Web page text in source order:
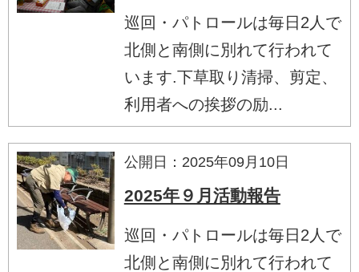
巡回・パトロールは毎日2人で
北側と南側に別れて行われて
います.下草取り清掃、剪定、
利用者への挨拶の励...
公開日：2025年09月10日
2025年９月活動報告
巡回・パトロールは毎日2人で
北側と南側に別れて行われて